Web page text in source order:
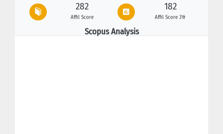
282
Affil Score
182
Affil Score 3Yr
Scopus Analysis